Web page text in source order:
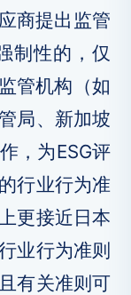
商提出监管
制性的，仅
管机构（如
局、新加坡
，为ESG评
行业行为准
更接近日本
业行为准则
有关准则可